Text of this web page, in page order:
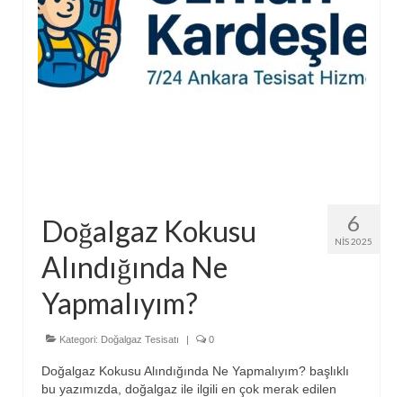
6
NIS 2025
Doğalgaz Kokusu
Alındığında Ne
Yapmalıyım?
Kategori: Doğalgaz Tesisatı | 0
Doğalgaz Kokusu Alındığında Ne Yapmalıyım? başlıklı
bu yazımızda, doğalgaz ile ilgili en çok merak edilen